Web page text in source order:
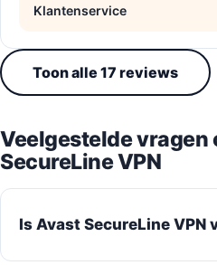
Klantenservice
Toon alle 17 reviews
Veelgestelde vragen
SecureLine VPN
Is Avast SecureLine VPN